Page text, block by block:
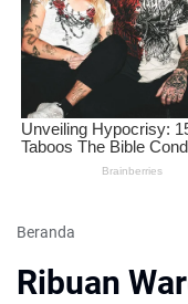
Beranda
Ribuan